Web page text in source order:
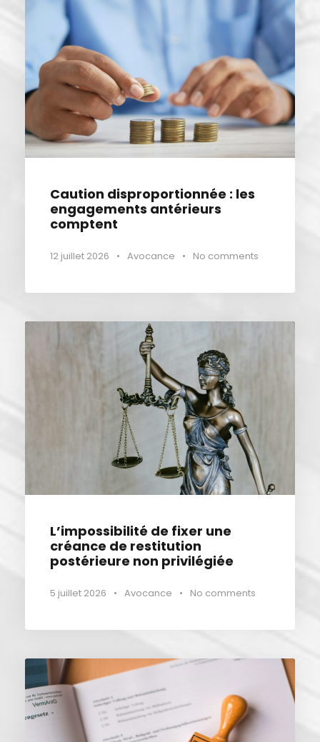
Caution disproportionnée : les
engagements antérieurs
comptent
12 juillet 2026 • Avocance • No comments
L’impossibilité de fixer une
créance de restitution
postérieure non privilégiée
5 juillet 2026 • Avocance • No comments